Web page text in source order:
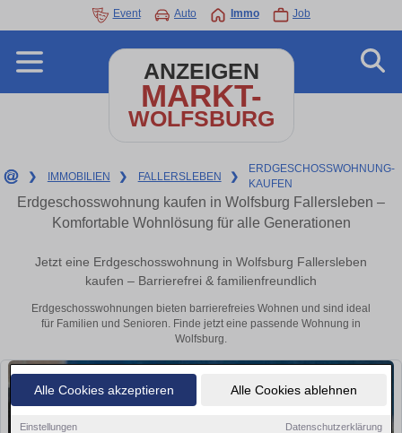
Alle Cookies akzeptieren Alle Cookies ablehnen
Einstellungen Datenschutzerklärung
Event Auto Immo Job
ANZEIGEN
MARKT-
WOLFSBURG
❯ IMMOBILIEN ❯ FALLERSLEBEN ❯
ERDGESCHOSSWOHNUNG-
KAUFEN
Erdgeschosswohnung kaufen in Wolfsburg Fallersleben –
Komfortable Wohnlösung für alle Generationen
Jetzt eine Erdgeschosswohnung in Wolfsburg Fallersleben
kaufen – Barrierefrei & familienfreundlich
Erdgeschosswohnungen bieten barrierefreies Wohnen und sind ideal
für Familien und Senioren. Finde jetzt eine passende Wohnung in
Wolfsburg.